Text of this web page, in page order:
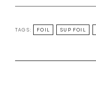
TAGS: FOIL SUP FOIL